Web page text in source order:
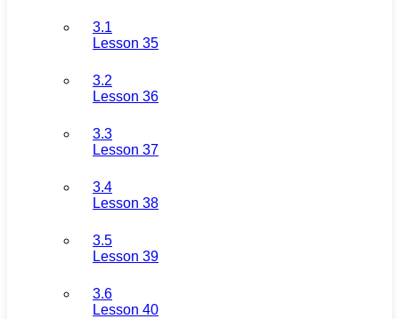
3.1
Lesson 35
3.2
Lesson 36
3.3
Lesson 37
3.4
Lesson 38
3.5
Lesson 39
3.6
Lesson 40